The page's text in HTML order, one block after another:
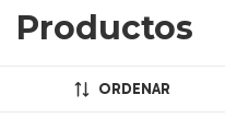
Productos
ORDENAR